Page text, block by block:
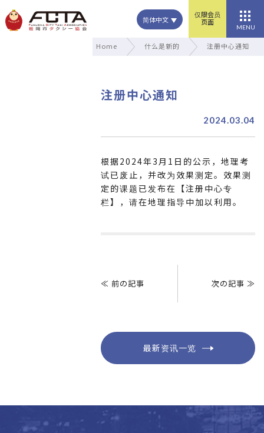
仅限会员
页面
简体中文
MENU
Home 什么是新的 注册中心通知
注册中心通知
2024.03.04
根据2024年3月1日的公示，地理考
试已废止，并改为效果测定。效果测
定的课题已发布在【注册中心专
栏】，请在地理指导中加以利用。
导
≪ 前の記事 次の記事 ≫
最新资讯一览